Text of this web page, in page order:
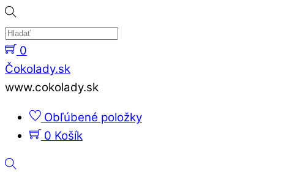
Skip
to
content
0
Menu
Čokolady.sk
www.cokolady.sk
Obľúbené položky
0 Košík
Hladať